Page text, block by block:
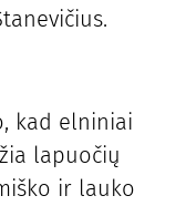
kad elniniai
lapuočių
ir lauko